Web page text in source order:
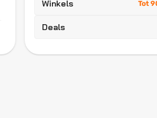
Winkels Tot
Deals